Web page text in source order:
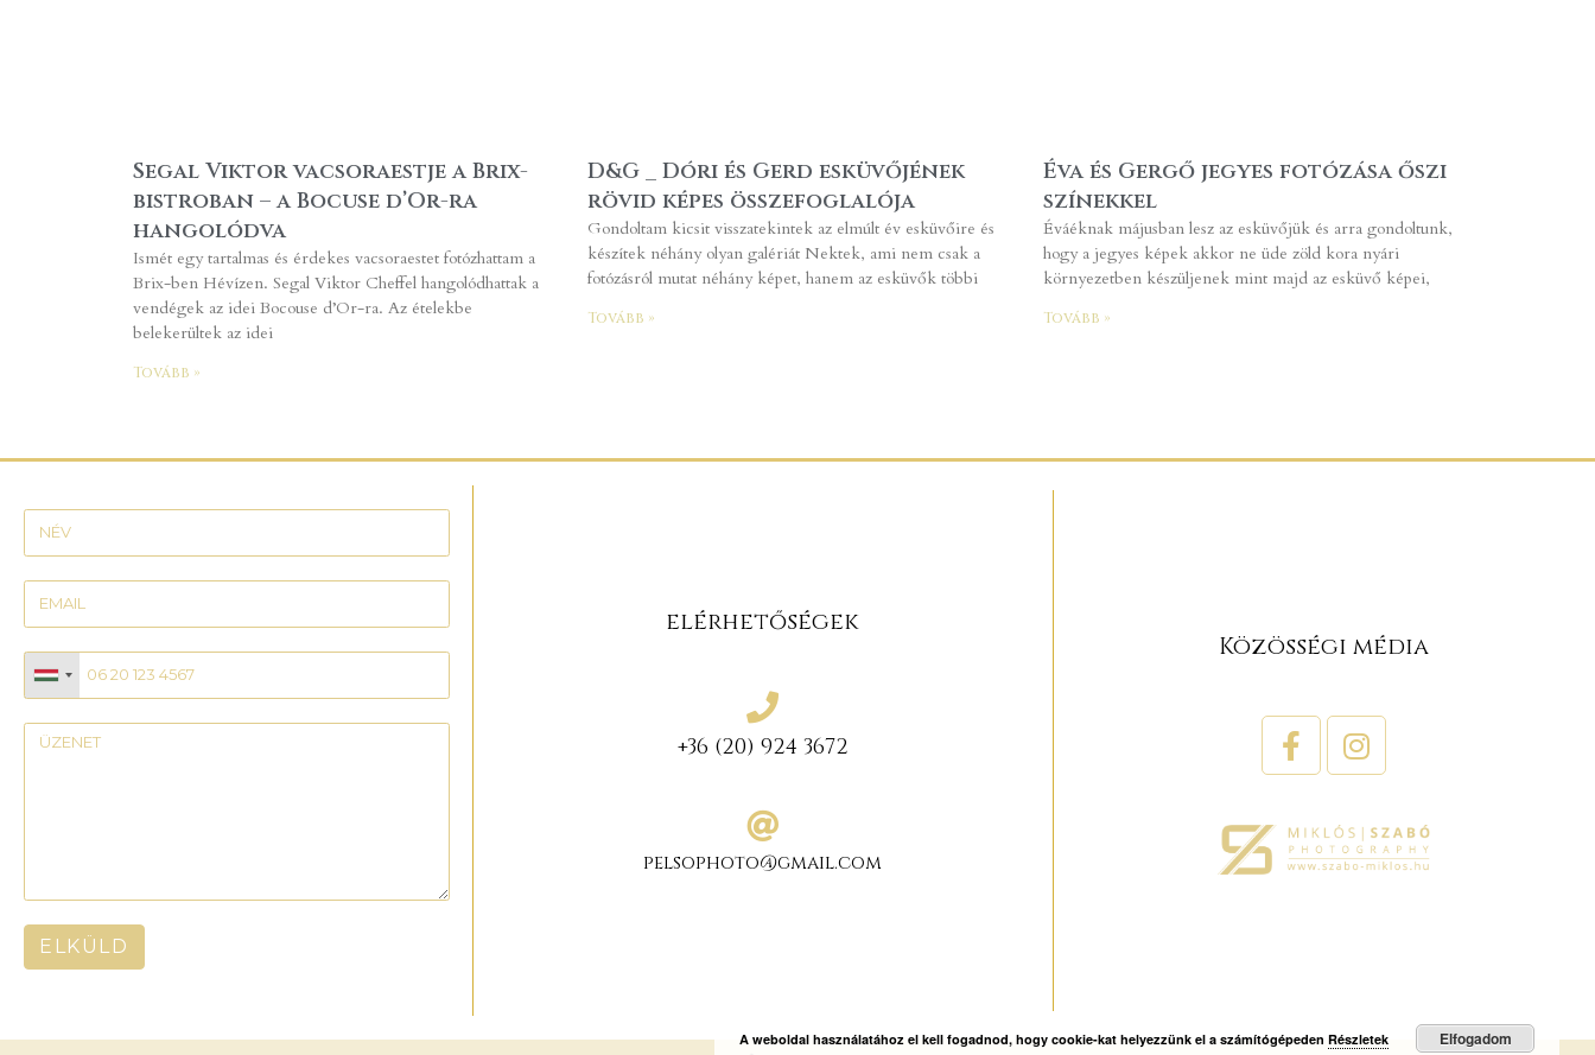
Segal Viktor vacsoraestje a Brix-
bistroban – a Bocuse d’Or-ra
hangolódva
Ismét egy tartalmas és érdekes vacsoraestet fotózhattam a
Brix-ben Hévízen. Segal Viktor Cheffel hangolódhattak a
vendégek az idei Bocouse d’Or-ra. Az ételekbe
belekerültek az idei
Tovább »
D&G _ Dóri és Gerd esküvőjének
rövid képes összefoglalója
Gondoltam kicsit visszatekintek az elmúlt év esküvőire és
készítek néhány olyan galériát Nektek, ami nem csak a
fotózásról mutat néhány képet, hanem az esküvők többi
Tovább »
Éva és Gergő jegyes fotózása őszi
színekkel
Éváéknak májusban lesz az esküvőjük és arra gondoltunk,
hogy a jegyes képek akkor ne üde zöld kora nyári
környezetben készüljenek mint majd az esküvő képei,
Tovább »
ELKÜLD
elérhetőségek
+36 (20) 924 3672
pelsophoto@gmail.com
Közösségi média
A weboldal használatához el kell fogadnod, hogy cookie-kat helyezzünk el a számítógépeden Részletek Elfogadom